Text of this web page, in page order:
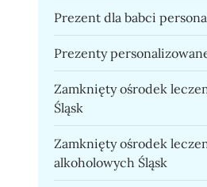
Prezent dla babci
Prezenty
Zamknięty ośrodek
Śląsk
Zamknięty ośrodek
alkoholowych Śląsk